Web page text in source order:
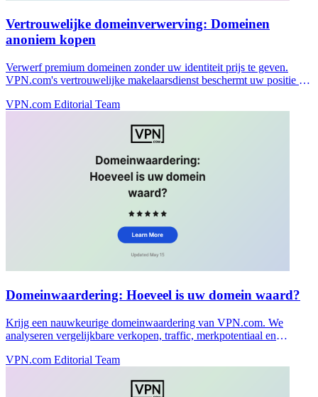
Vertrouwelijke domeinverwerving: Domeinen
anoniem kopen
Verwerf premium domeinen zonder uw identiteit prijs te geven.
VPN.com's vertrouwelijke makelaarsdienst beschermt uw positie en
VPN.com Editorial Team
Domeinwaardering: Hoeveel is uw domein waard?
Krijg een nauwkeurige domeinwaardering van VPN.com. We
analyseren vergelijkbare verkopen, traffic, merkpotentiaal en
VPN.com Editorial Team